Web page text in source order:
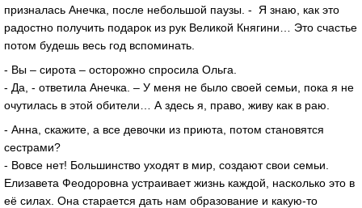
призналась Анечка, после небольшой паузы. - Я знаю, как это
радостно получить подарок из рук Великой Княгини… Это счастье
потом будешь весь год вспоминать.
- Вы – сирота – осторожно спросила Ольга.
- Да, - ответила Анечка. – У меня не было своей семьи, пока я не
очутилась в этой обители… А здесь я, право, живу как в раю.
- Анна, скажите, а все девочки из приюта, потом становятся
сестрами?
- Вовсе нет! Большинство уходят в мир, создают свои семьи.
Елизавета Феодоровна устраивает жизнь каждой, насколько это в
её силах. Она старается дать нам образование и какую-то